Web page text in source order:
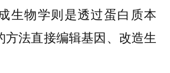
生物学则是透过蛋白质本
方法直接编辑基因、改造生